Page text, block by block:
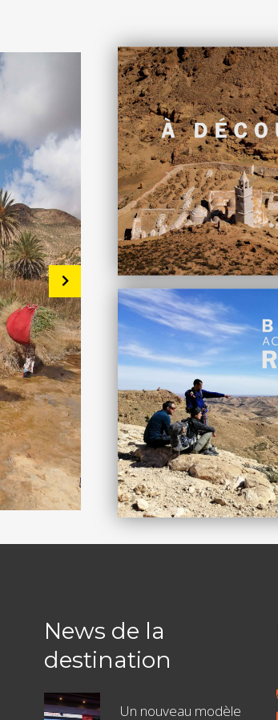
News de la
destination
Un nouveau modèle